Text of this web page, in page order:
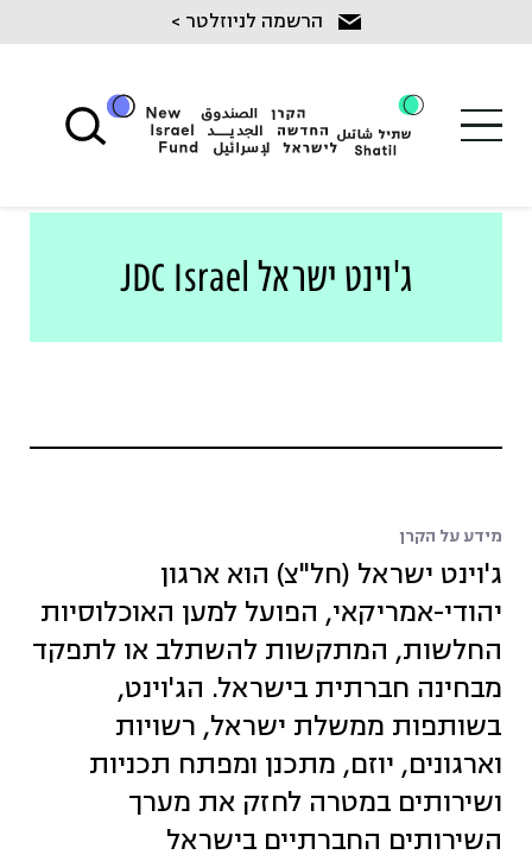
content
הרשמה לניוזלטר >
ג'וינט ישראל JDC Israel
מידע על הקרן
ג'וינט ישראל (חל"צ) הוא ארגון
יהודי-אמריקאי, הפועל למען האוכלוסיות
החלשות, המתקשות להשתלב או לתפקד
מבחינה חברתית בישראל. הג'וינט,
בשותפות ממשלת ישראל, רשויות
וארגונים, יוזם, מתכנן ומפתח תכניות
ושירותים במטרה לחזק את מערך
השירותים החברתיים בישראל